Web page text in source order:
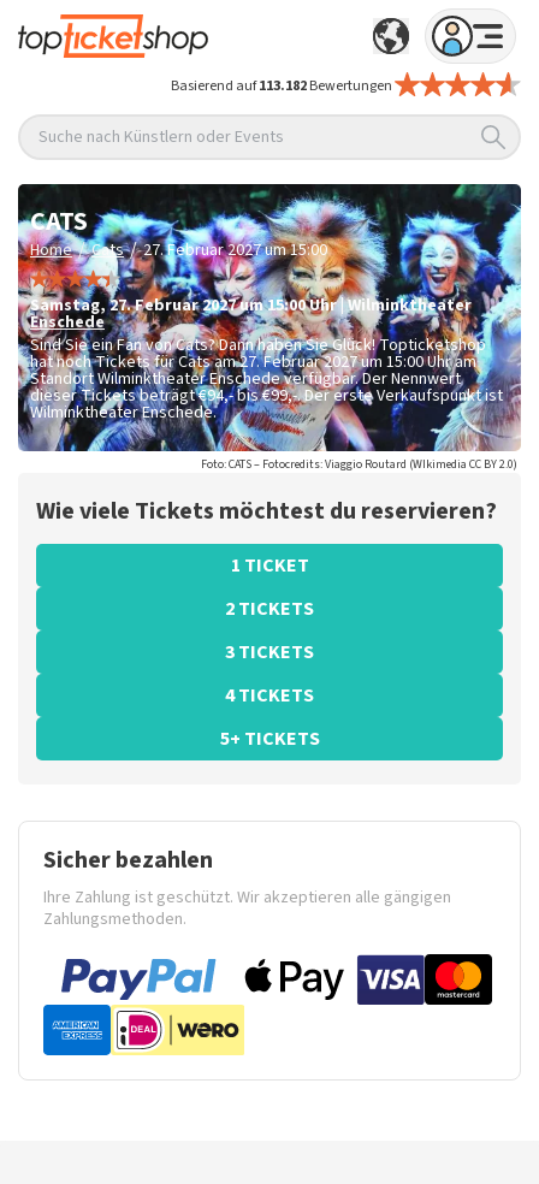
Basierend auf113.182Bewertungen
Suche nach Künstlern oder Events
CATS
Home / Cats / 27. Februar 2027 um 15:00
Samstag, 27. Februar 2027 um 15:00Uhr |Wilminktheater
Enschede
Sind Sie ein Fan von Cats? Dann haben Sie Glück! Topticketshop
hat noch Tickets für Cats am 27. Februar 2027 um 15:00 Uhr am
Standort Wilminktheater Enschede verfügbar. Der Nennwert
dieser Tickets beträgt€94,- bis €99,-. Der erste Verkaufspunkt ist
Wilminktheater Enschede.
Foto: CATS – Fotocredits: Viaggio Routard (WIkimedia CC BY 2.0)
Wie viele Tickets möchtest du reservieren?
1 TICKET
2 TICKETS
3 TICKETS
4 TICKETS
5+ TICKETS
Sicher bezahlen
Ihre Zahlung ist geschützt. Wir akzeptieren alle gängigen
Zahlungsmethoden.